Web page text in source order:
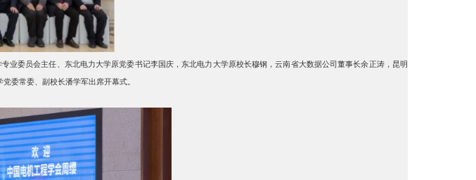
业委员会主任、东北电力大学原党委书记李国庆，东北电力大学原校长穆钢，云南省大数据公司董事长余正涛，昆明
委常委、副校长潘学军出席开幕式。